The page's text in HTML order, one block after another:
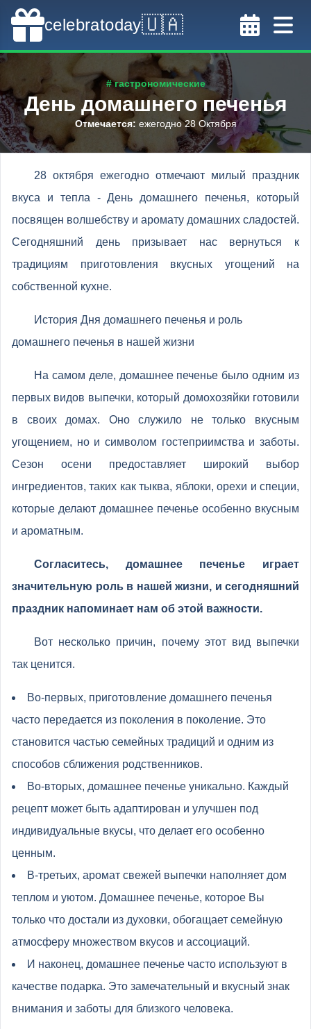
celebratoday🇺🇦
# гастрономические
День домашнего печенья
Отмечается: ежегодно 28 Октября
28 октября ежегодно отмечают милый праздник
вкуса и тепла - День домашнего печенья, который
посвящен волшебству и аромату домашних сладостей.
Сегодняшний день призывает нас вернуться к
традициям приготовления вкусных угощений на
собственной кухне.
История Дня домашнего печенья и роль
домашнего печенья в нашей жизни
На самом деле, домашнее печенье было одним из
первых видов выпечки, который домохозяйки готовили
в своих домах. Оно служило не только вкусным
угощением, но и символом гостеприимства и заботы.
Сезон осени предоставляет широкий выбор
ингредиентов, таких как тыква, яблоки, орехи и специи,
которые делают домашнее печенье особенно вкусным
и ароматным.
Согласитесь, домашнее печенье играет
значительную роль в нашей жизни, и сегодняшний
праздник напоминает нам об этой важности.
Вот несколько причин, почему этот вид выпечки
так ценится.
Во-первых, приготовление домашнего печенья
часто передается из поколения в поколение. Это
становится частью семейных традиций и одним из
способов сближения родственников.
Во-вторых, домашнее печенье уникально. Каждый
рецепт может быть адаптирован и улучшен под
индивидуальные вкусы, что делает его особенно
ценным.
В-третьих, аромат свежей выпечки наполняет дом
теплом и уютом. Домашнее печенье, которое Вы
только что достали из духовки, обогащает семейную
атмосферу множеством вкусов и ассоциаций.
И наконец, домашнее печенье часто используют в
качестве подарка. Это замечательный и вкусный знак
внимания и заботы для близкого человека.